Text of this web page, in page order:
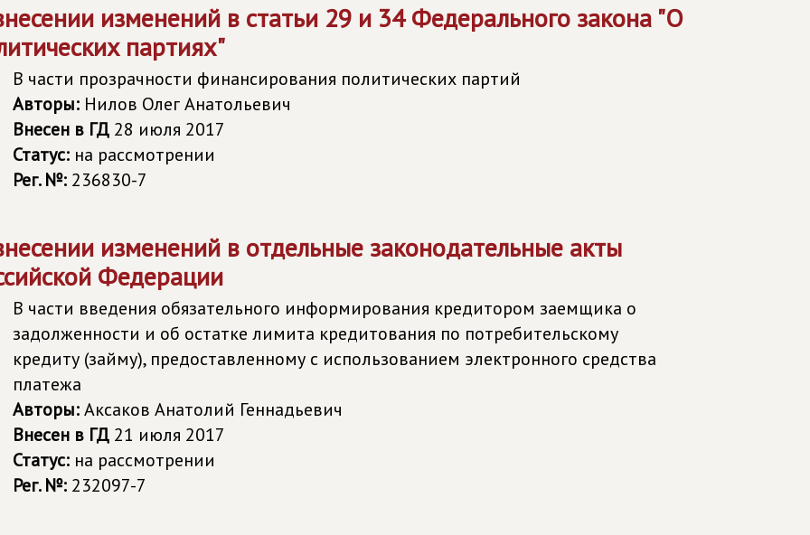
изменений в статьи 29 и 34 Федерального закона "О
партиях"
В части прозрачности финансирования политических партий
Авторы: Нилов Олег Анатольевич
Внесен в ГД 28 июля 2017
Статус: на рассмотрении
Рег. №: 236830-7
изменений в отдельные законодательные акты
Федерации
В части введения обязательного информирования кредитором заемщика о
задолженности и об остатке лимита кредитования по потребительскому
кредиту (займу), предоставленному с использованием электронного средства
платежа
Авторы:Аксаков Анатолий Геннадьевич
Внесен в ГД 21 июля 2017
Статус: на рассмотрении
Рег. №: 232097-7